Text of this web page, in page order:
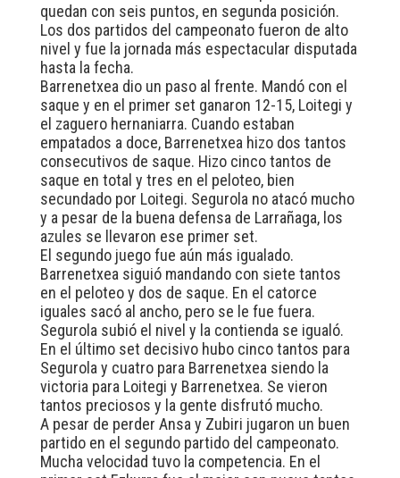
quedan con seis puntos, en segunda posición.
Los dos partidos del campeonato fueron de alto
nivel y fue la jornada más espectacular disputada
hasta la fecha.
Barrenetxea dio un paso al frente. Mandó con el
saque y en el primer set ganaron 12-15, Loitegi y
el zaguero hernaniarra. Cuando estaban
empatados a doce, Barrenetxea hizo dos tantos
consecutivos de saque. Hizo cinco tantos de
saque en total y tres en el peloteo, bien
secundado por Loitegi. Segurola no atacó mucho
y a pesar de la buena defensa de Larrañaga, los
azules se llevaron ese primer set.
El segundo juego fue aún más igualado.
Barrenetxea siguió mandando con siete tantos
en el peloteo y dos de saque. En el catorce
iguales sacó al ancho, pero se le fue fuera.
Segurola subió el nivel y la contienda se igualó.
En el último set decisivo hubo cinco tantos para
Segurola y cuatro para Barrenetxea siendo la
victoria para Loitegi y Barrenetxea. Se vieron
tantos preciosos y la gente disfrutó mucho.
A pesar de perder Ansa y Zubiri jugaron un buen
partido en el segundo partido del campeonato.
Mucha velocidad tuvo la competencia. En el